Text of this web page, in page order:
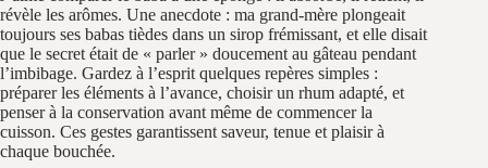
révèle les arômes. Une anecdote : ma grand-mère plongeait
toujours ses babas tièdes dans un sirop frémissant, et elle disait
que le secret était de « parler » doucement au gâteau pendant
l’imbibage. Gardez à l’esprit quelques repères simples :
préparer les éléments à l’avance, choisir un rhum adapté, et
penser à la conservation avant même de commencer la
cuisson. Ces gestes garantissent saveur, tenue et plaisir à
chaque bouchée.